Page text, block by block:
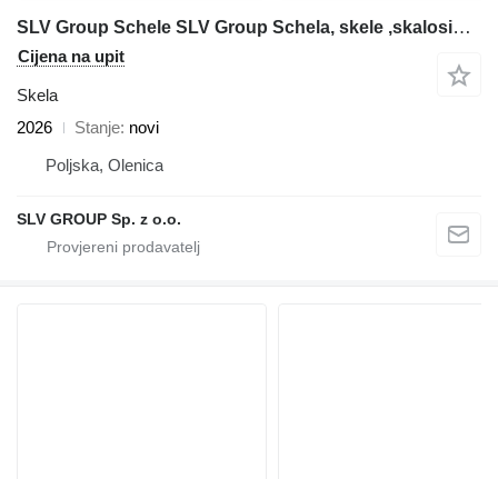
SLV Group Schele SLV Group Schela, skele ,skalosiά,Ponteggio, rusztowanie
Cijena na upit
Skela
2026
Stanje novi
Poljska, Olenica
SLV GROUP Sp. z o.o.